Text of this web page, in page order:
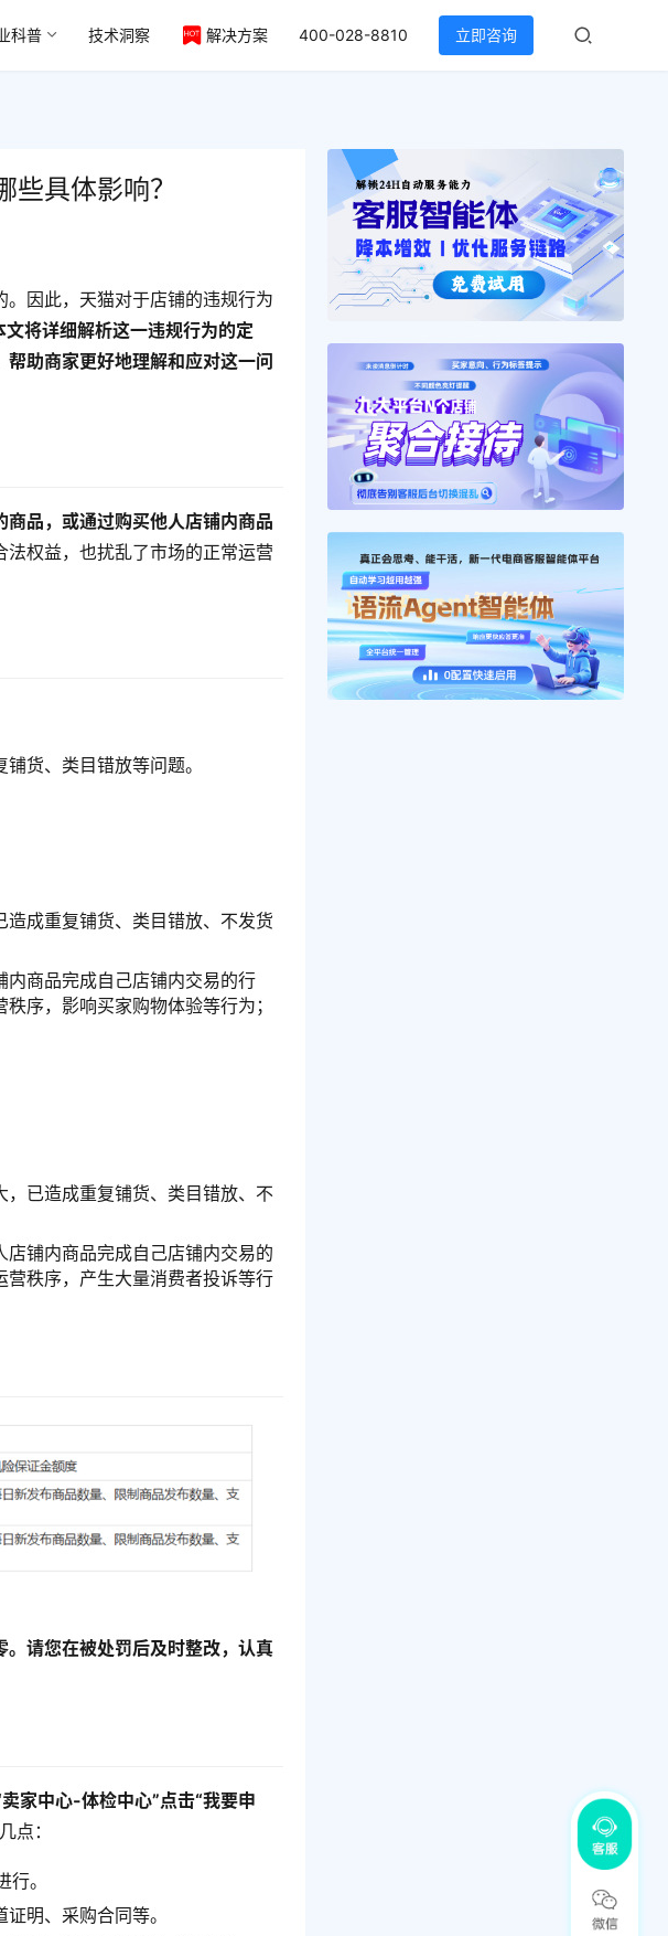
科普 技术洞察 解决方案 400-028-8810 立即咨询
具体影响？
因此，天猫对于店铺的违规行为
文将详细解析这一违规行为的定
助商家更好地理解和应对这一问
品，或通过购买他人店铺内商品
权益，也扰乱了市场的正常运营
货、类目错放等问题。
成重复铺货、类目错放、不发货
商品完成自己店铺内交易的行
序，影响买家购物体验等行为；
已造成重复铺货、类目错放、不
铺内商品完成自己店铺内交易的
秩序，产生大量消费者投诉等行
请您在被处罚后及时整改，认真
卖家中心-体检中心”点击“我要申
点：
。
明、采购合同等。